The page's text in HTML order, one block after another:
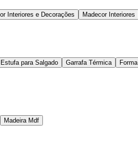
Interiores e Decorações Madecor Interiores
Estufa para Salgado Garrafa Térmica Forma
Madeira Mdf